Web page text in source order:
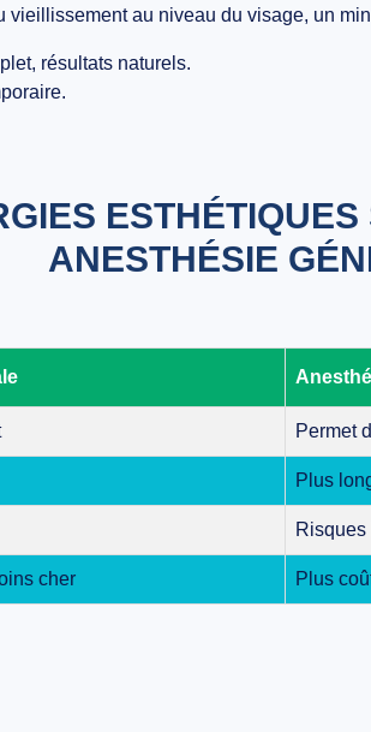
vieillissement au niveau du visage, un
résultats naturels.
ANESTHÉSIE
Permet
Plus
Risques
cher Plus